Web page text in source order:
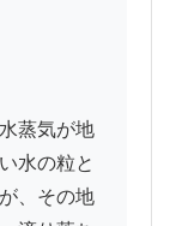
蒸気が地
水の粒と
、その地